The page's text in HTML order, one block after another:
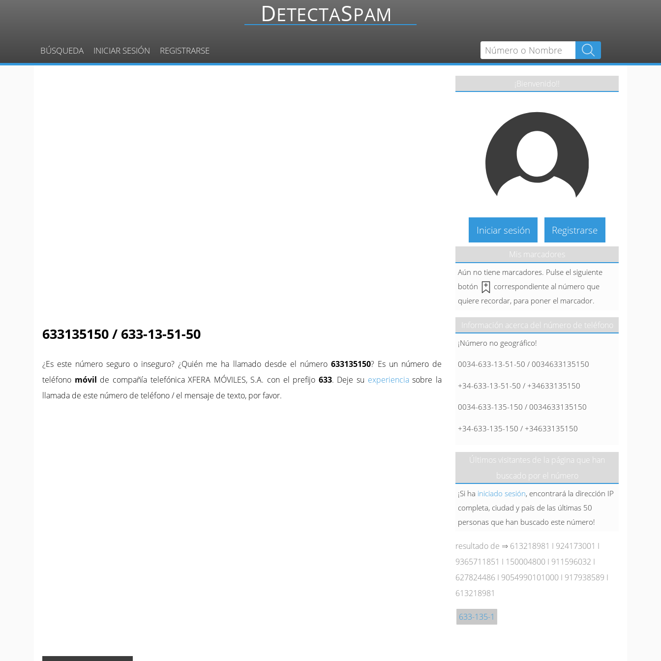
BÚSQUEDA INICIAR SESIÓN REGISTRARSE
633135150 / 633-13-51-50
¿Es este número seguro o inseguro? ¿Quién me ha llamado desde el número 633135150? Es un número de
teléfono móvil de compañía telefónica XFERA MÓVILES, S.A. con el prefijo 633. Deje su experienciasobre la
llamada de este número de teléfono / el mensaje de texto, por favor.
¡Bienvenido!!
Iniciar sesión Registrarse
Mis marcadores
Aún no tiene marcadores. Pulse el siguiente
botón
correspondiente al número que
quiere recordar, para poner el marcador.
Información acerca del número de teléfono
¡Número no geográfico!
0034-633-13-51-50 / 0034633135150
+34-633-13-51-50 / +34633135150
0034-633-135-150 / 0034633135150
+34-633-135-150 / +34633135150
Últimos visitantes de la página que han
buscado por el número
¡Si ha iniciado sesión, encontrará la dirección IP
completa, ciudad y país de las últimas 50
personas que han buscado este número!
resultado de ⇒ 613218981 I 924173001 I
9365711851 I 150004800 I 911596032 I
627824486 I 9054990101000 I 917938589 I
613218981
633-135-1